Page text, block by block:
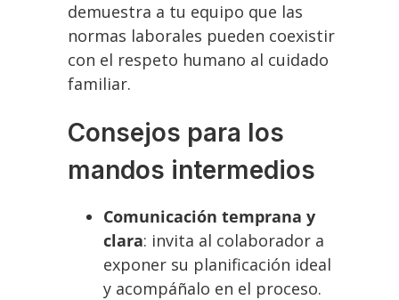
demuestra a tu equipo que las
normas laborales pueden coexistir
con el respeto humano al cuidado
familiar.
Consejos para los
mandos intermedios
Comunicación temprana y
clara: invita al colaborador a
exponer su planificación ideal
y acompáñalo en el proceso.